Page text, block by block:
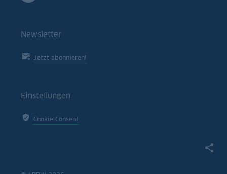
Newsletter
Jetzt abonnieren!
Einstellungen
Cookie Consent